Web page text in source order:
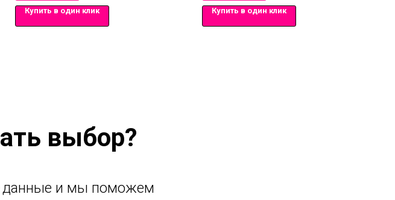
Купить в один клик Купить в один клик
выбор?
данные и мы поможем